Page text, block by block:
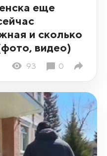
еще
и сколько
видео)
93 0